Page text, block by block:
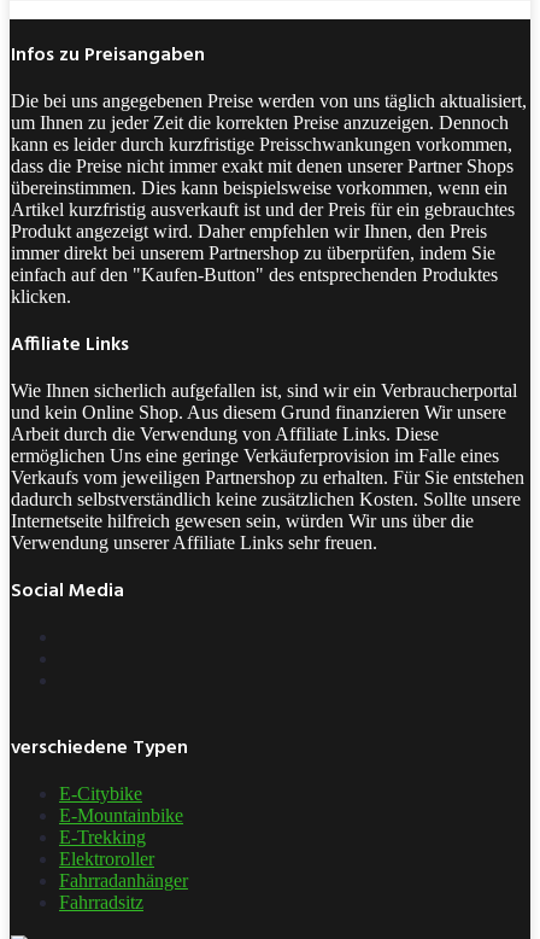
Infos zu Preisangaben
Die bei uns angegebenen Preise werden von uns täglich aktualisiert,
um Ihnen zu jeder Zeit die korrekten Preise anzuzeigen. Dennoch
kann es leider durch kurzfristige Preisschwankungen vorkommen,
dass die Preise nicht immer exakt mit denen unserer Partner Shops
übereinstimmen. Dies kann beispielsweise vorkommen, wenn ein
Artikel kurzfristig ausverkauft ist und der Preis für ein gebrauchtes
Produkt angezeigt wird. Daher empfehlen wir Ihnen, den Preis
immer direkt bei unserem Partnershop zu überprüfen, indem Sie
einfach auf den "Kaufen-Button" des entsprechenden Produktes
klicken.
Affiliate Links
Wie Ihnen sicherlich aufgefallen ist, sind wir ein Verbraucherportal
und kein Online Shop. Aus diesem Grund finanzieren Wir unsere
Arbeit durch die Verwendung von Affiliate Links. Diese
ermöglichen Uns eine geringe Verkäuferprovision im Falle eines
Verkaufs vom jeweiligen Partnershop zu erhalten. Für Sie entstehen
dadurch selbstverständlich keine zusätzlichen Kosten. Sollte unsere
Internetseite hilfreich gewesen sein, würden Wir uns über die
Verwendung unserer Affiliate Links sehr freuen.
Social Media
verschiedene Typen
E-Citybike
E-Mountainbike
E-Trekking
Elektroroller
Fahrradanhänger
Fahrradsitz